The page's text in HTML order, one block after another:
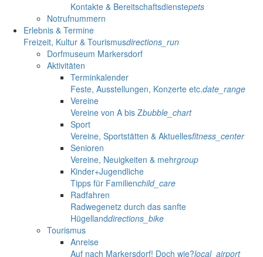
Kontakte & Bereitschaftsdienstepets
Notrufnummern
Erlebnis & Termine
Freizeit, Kultur & Tourismusdirections_run
Dorfmuseum Markersdorf
Aktivitäten
Terminkalender
Feste, Ausstellungen, Konzerte etc.date_range
Vereine
Vereine von A bis Zbubble_chart
Sport
Vereine, Sportstätten & Aktuellesfitness_center
Senioren
Vereine, Neuigkeiten & mehrgroup
Kinder+Jugendliche
Tipps für Familienchild_care
Radfahren
Radwegenetz durch das sanfte
Hügellanddirections_bike
Tourismus
Anreise
Auf nach Markersdorf! Doch wie?local_airport